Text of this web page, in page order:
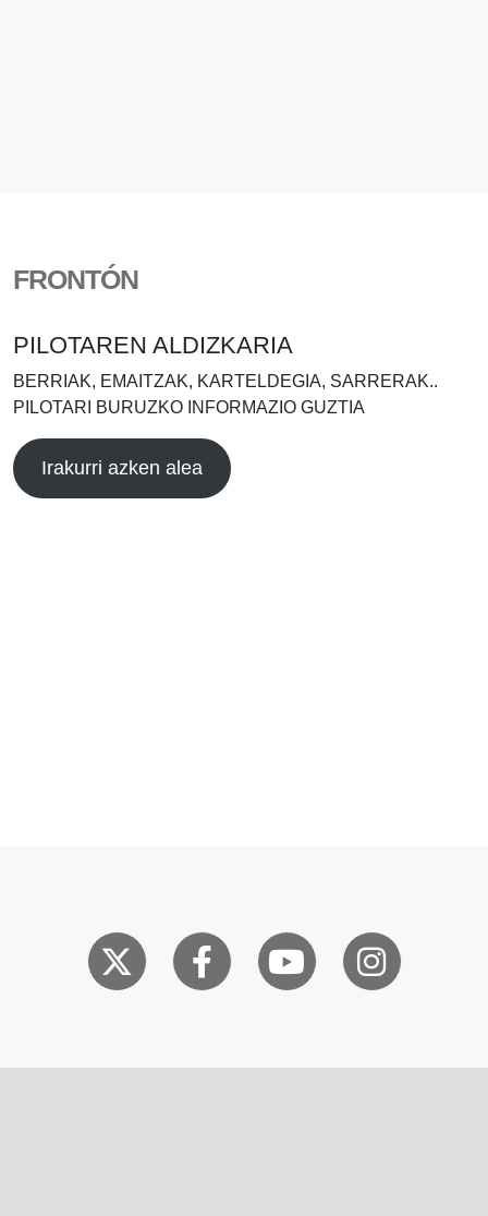
FRONTÓN
PILOTAREN ALDIZKARIA
BERRIAK, EMAITZAK, KARTELDEGIA, SARRERAK..
PILOTARI BURUZKO INFORMAZIO GUZTIA
Irakurri azken alea